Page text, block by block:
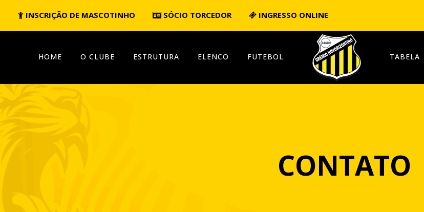
INSCRIÇÃO DE MASCOTINHO SÓCIO TORCEDOR INGRESSO ONLINE
HOME O CLUBE ESTRUTURA ELENCO FUTEBOL TABELA
CONTATO